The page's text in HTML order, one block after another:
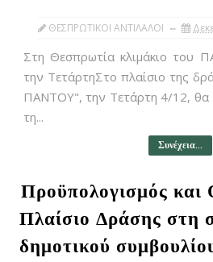
ΘΕΣΠΡΩΤΙΚΟΙ ΑΝΤΙΛΑΛΟΙ
Στη Θεσπρωτία κλιμάκιο του
την ΤετάρτηΣτο πλαίσιο της
ΠΑΝΤΟΥ", την Τετάρτη 4/12, θα
τη...
Συνέχεια...
Προϋπολογισμός
Πλαίσιο Δράσης στη
δημοτικού